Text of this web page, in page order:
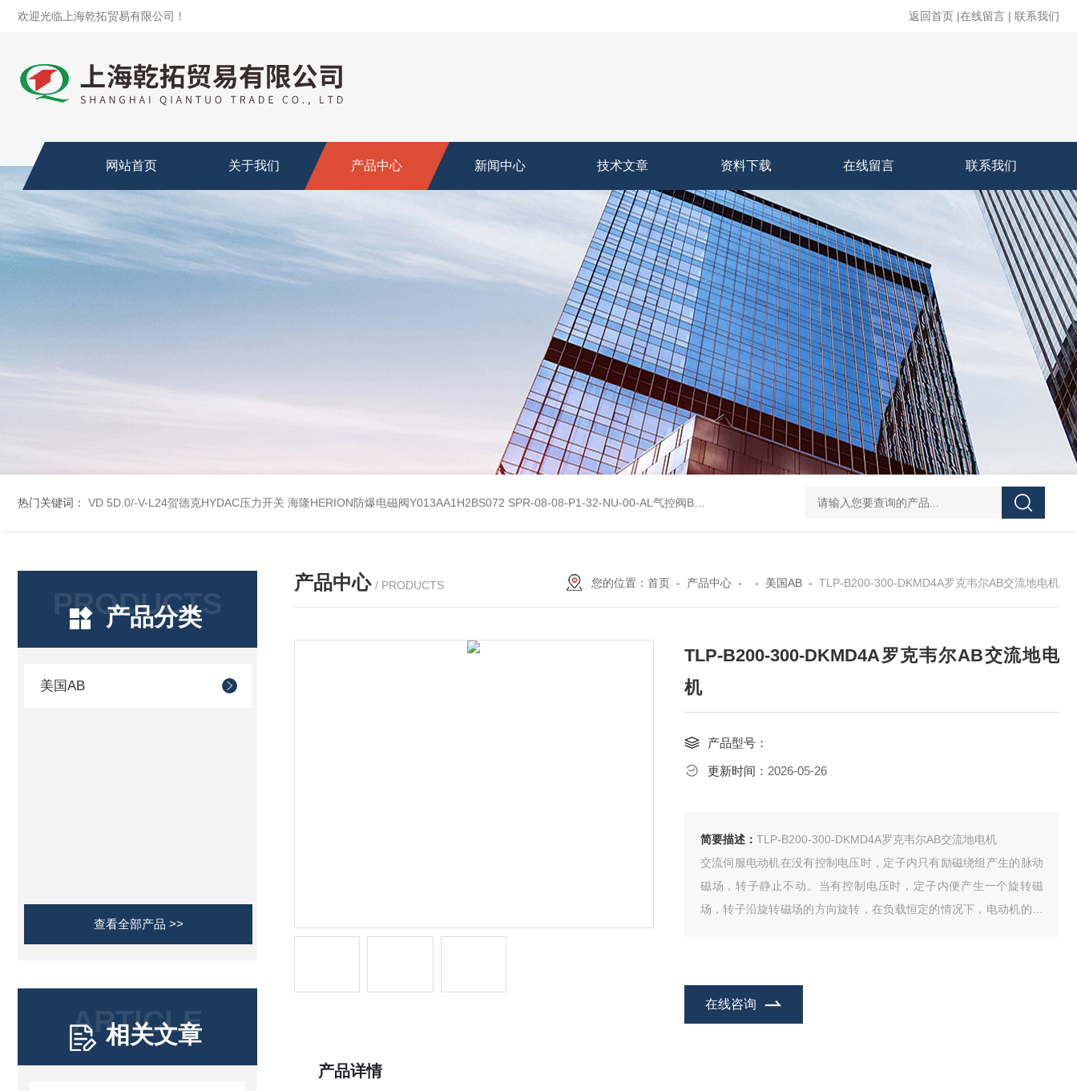
欢迎光临上海乾拓贸易有限公司！ 返回首页 |在线留言 | 联系我们
网站首页 关于我们 产品中心 新闻中心 技术文章 资料下载 在线留言 联系我们
热门关键词： VD 5D.0/-V-L24贺德克HYDAC压力开关 海隆HERION防爆电磁阀Y013AA1H2BS072 SPR-08-08-P1-32-NU-00-AL气控阀BIFOLD百弗参考数据 CXHAXANSUN单向阀安装与维护 R900432915
PRODUCTS
产品分类
美国AB
查看全部产品 >>
ARTICLE
相关文章
产品中心 / PRODUCTS 您的位置： 首页 - 产品中心 - - 美国AB - TLP-B200-300-DKMD4A罗克韦尔AB交流地电机
TLP-B200-300-DKMD4A罗克韦尔AB交流地电
机
产品型号：
更新时间： 2026-05-26
简要描述： TLP-B200-300-DKMD4A罗克韦尔AB交流地电机
交流伺服电动机在没有控制电压时，定子内只有励磁绕组产生的脉动
磁场，转子静止不动。当有控制电压时，定子内便产生一个旋转磁
场，转子沿旋转磁场的方向旋转，在负载恒定的情况下，电动机的转
在线咨询
产品详情